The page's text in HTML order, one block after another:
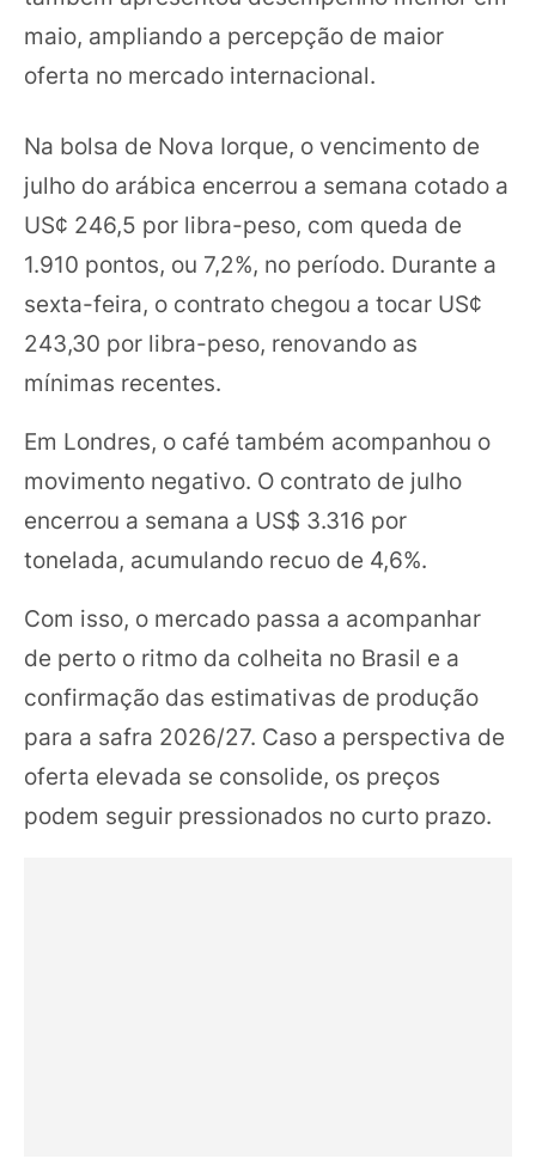
maio, ampliando a percepção de maior
oferta no mercado internacional.
Na bolsa de Nova Iorque, o vencimento de
julho do arábica encerrou a semana cotado a
US¢ 246,5 por libra-peso, com queda de
1.910 pontos, ou 7,2%, no período. Durante a
sexta-feira, o contrato chegou a tocar US¢
243,30 por libra-peso, renovando as
mínimas recentes.
Em Londres, o café também acompanhou o
movimento negativo. O contrato de julho
encerrou a semana a US$ 3.316 por
tonelada, acumulando recuo de 4,6%.
Com isso, o mercado passa a acompanhar
de perto o ritmo da colheita no Brasil e a
confirmação das estimativas de produção
para a safra 2026/27. Caso a perspectiva de
oferta elevada se consolide, os preços
podem seguir pressionados no curto prazo.